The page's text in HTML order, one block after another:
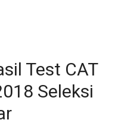
Test CAT
Seleksi